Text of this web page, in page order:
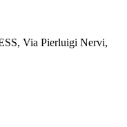
Via Pierluigi Nervi,